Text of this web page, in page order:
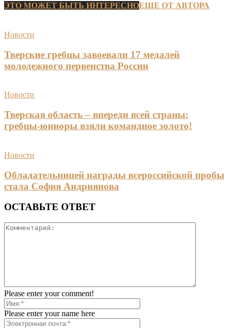
ЭТО МОЖЕТ БЫТЬ ИНТЕРЕСНОЕЩЕ ОТ АВТОРА
Новости
Тверские гребцы завоевали 17 медалей
молодежного первенства России
Новости
Тверская область – впереди всей страны:
гребцы-юниоры взяли командное золото!
Новости
Обладательницей награды всероссийской пробы
стала София Андриянова
ОСТАВЬТЕ ОТВЕТ
Please enter your comment!
Please enter your name here